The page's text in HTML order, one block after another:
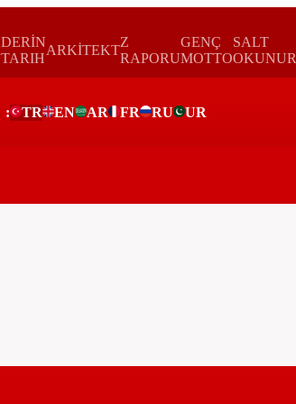
DERİN
TARIH
ARKİTEKT
Z
RAPORU
GENÇ
MOTTO
SALT
OKUNUR
: TR EN AR FR RU UR